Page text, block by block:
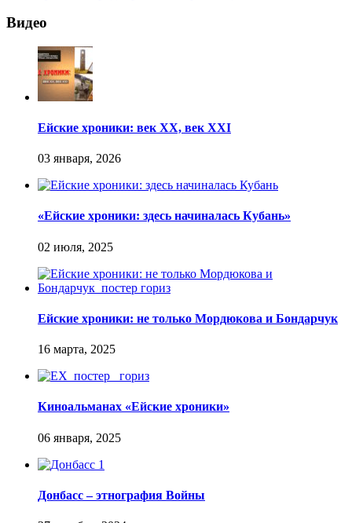
Видео
Ейские хроники: век XX, век XXI
«Ейские хроники: здесь начиналась Кубань»
Ейские хроники: не только Мордюкова и Бондарчук
Киноальманах «Ейские хроники»
Донбасс – этнография Войны